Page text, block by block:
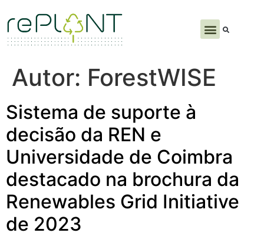
Autor: ForestWISE
Sistema de suporte à
decisão da REN e
Universidade de Coimbra
destacado na brochura da
Renewables Grid Initiative
de 2023